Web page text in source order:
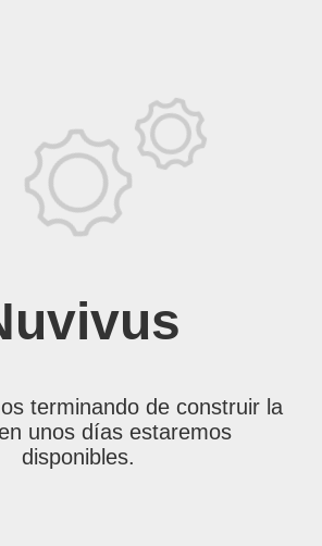
terminando de construir la
unos días estaremos
disponibles.